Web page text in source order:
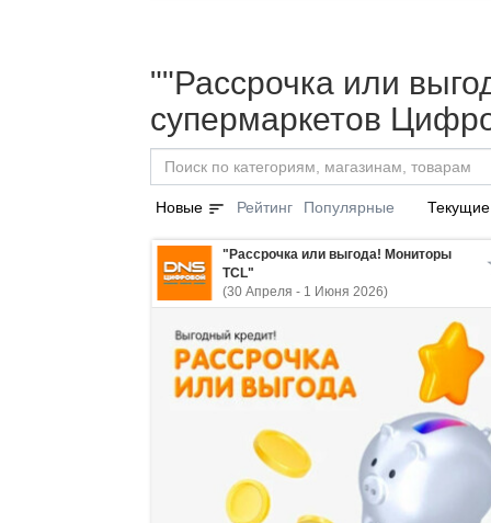
""Рассрочка или
супермаркетов
Новые sort Рейтинг Популярные Текущие
"Рассрочка или выгода! Мониторы
TCL"
(30 Апреля - 1 Июня 2026)